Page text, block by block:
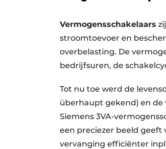
Vermogensschakelaars
stroomtoevoer en
overbelasting. De
bedrijfsuren, de
Tot nu toe werd de
überhaupt gekend) en de
Siemens 3VA-
een preciezer beeld
vervanging efficiënter